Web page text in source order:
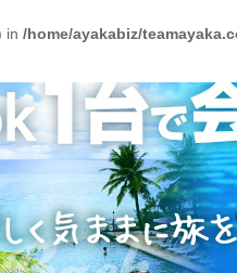
in /home/ayakabiz/